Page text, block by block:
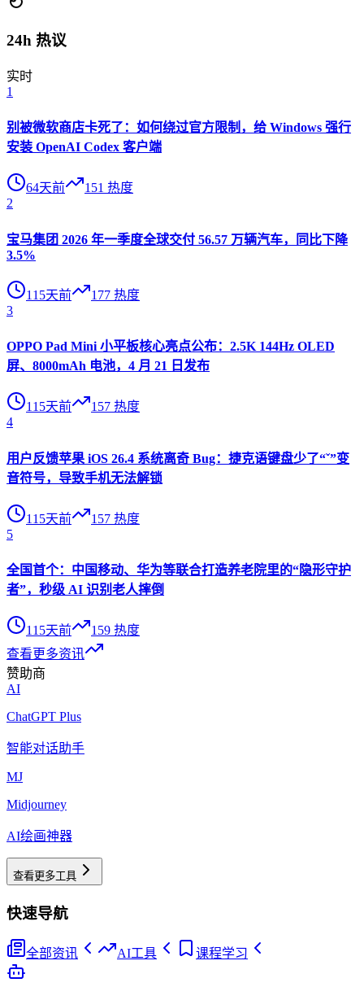
24h 热议
实时
1
别被微软商店卡死了：如何绕过官方限制，给 Windows 强行
安装 OpenAI Codex 客户端
64天前 151 热度
2
宝马集团 2026 年一季度全球交付 56.57 万辆汽车，同比下降
3.5%
115天前 177 热度
3
OPPO Pad Mini 小平板核心亮点公布：2.5K 144Hz OLED
屏、8000mAh 电池，4 月 21 日发布
115天前 157 热度
4
用户反馈苹果 iOS 26.4 系统离奇 Bug：捷克语键盘少了“ˇ”变
音符号，导致手机无法解锁
115天前 157 热度
5
全国首个：中国移动、华为等联合打造养老院里的“隐形守护
者”，秒级 AI 识别老人摔倒
115天前 159 热度
查看更多资讯
赞助商
AI
ChatGPT Plus
智能对话助手
MJ
Midjourney
AI绘画神器
查看更多工具
快速导航
全部资讯 AI工具 课程学习